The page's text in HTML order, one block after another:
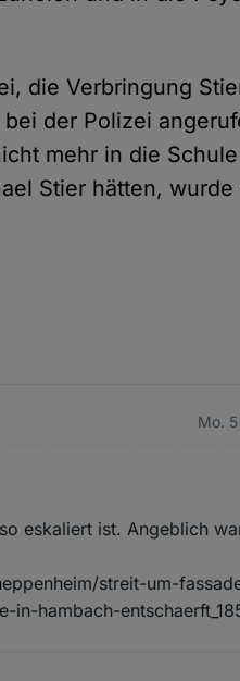
die Verbringung
der Polizei
mehr in die
Stier hätten,
Mo.
eskaliert ist. Angeblich
streit-um-
hambach-